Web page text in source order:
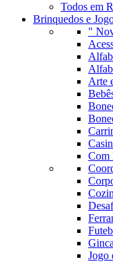
Todos em
Brinquedos e
"
Arte
Com
Jogo